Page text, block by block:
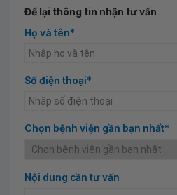
Để lại thông tin nhận tư vấn
Họ và tên*
Số điện thoại*
Chọn bệnh viện gần bạn nhất*
Nội dung cần tư vấn